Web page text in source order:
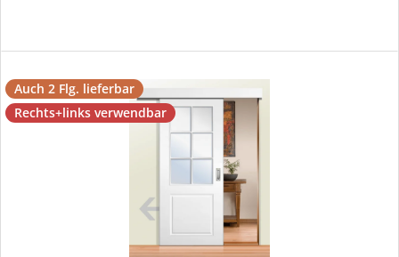
Auch 2 Flg. lieferbar
Rechts+links verwendbar